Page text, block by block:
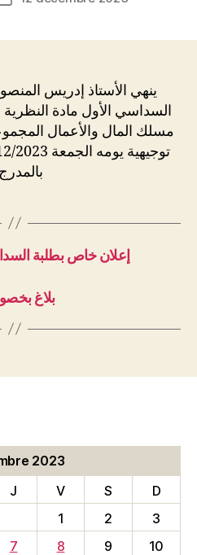
ينهي الأستاذ إدريس
السداسي الأول مادة النظرية
بالمدرج 1
إعلان خاص بطلبة
بلاغ
2023
J V S
D
1
2
3
7 8 9
10